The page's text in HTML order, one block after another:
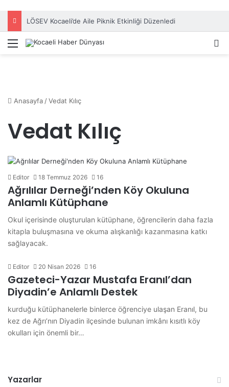
LÖSEV Kocaeli’de Aile Piknik Etkinliği Düzenledi
Menü
Anasayfa /Vedat Kılıç
Vedat Kılıç
Editor 18 Temmuz 2026 16
Ağrılılar Derneği’nden Köy Okuluna
Anlamlı Kütüphane
Okul içerisinde oluşturulan kütüphane, öğrencilerin daha fazla
kitapla buluşmasına ve okuma alışkanlığı kazanmasına katkı
sağlayacak.
Editor 20 Nisan 2026 16
Gazeteci-Yazar Mustafa Eranıl’dan
Diyadin’e Anlamlı Destek
kurduğu kütüphanelerle binlerce öğrenciye ulaşan Eranıl, bu
kez de Ağrı’nın Diyadin ilçesinde bulunan imkânı kısıtlı köy
okulları için önemli bir…
Yazarlar